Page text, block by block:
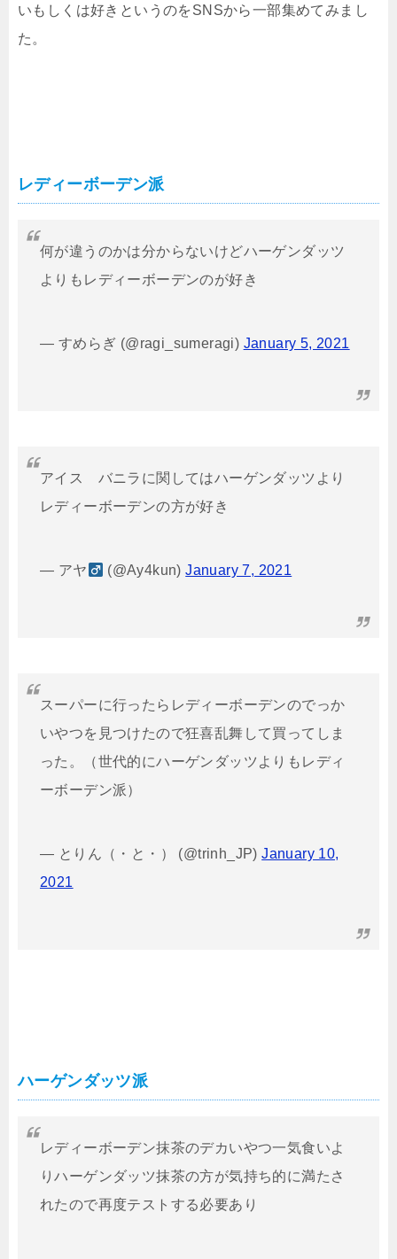
いもしくは好きというのをSNSから一部集めてみまし
た。
レディーボーデン派
何が違うのかは分からないけどハーゲンダッツ
よりもレディーボーデンのが好き
— すめらぎ (@ragi_sumeragi) January 5, 2021
アイス バニラに関してはハーゲンダッツより
レディーボーデンの方が好き
— アヤ (@Ay4kun)January 7, 2021
スーパーに行ったらレディーボーデンのでっか
いやつを見つけたので狂喜乱舞して買ってしま
った。（世代的にハーゲンダッツよりもレディ
ーボーデン派）
— とりん（・と・） (@trinh_JP)January 10,
2021
ハーゲンダッツ派
レディーボーデン抹茶のデカいやつ一気食いよ
りハーゲンダッツ抹茶の方が気持ち的に満たさ
れたので再度テストする必要あり